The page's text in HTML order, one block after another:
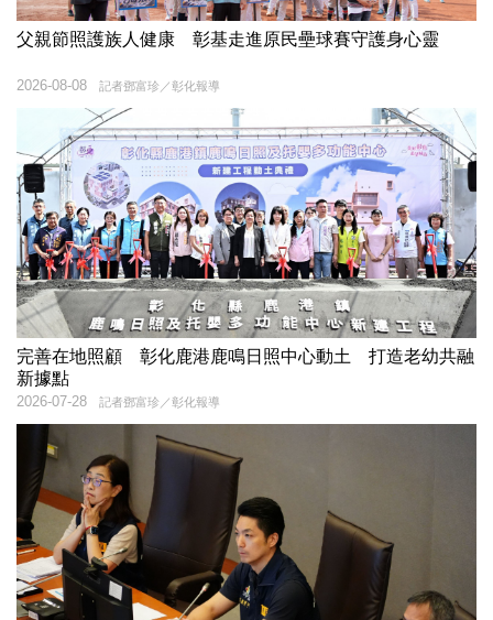
父親節照護族人健康 彰基走進原民壘球賽守護身心靈
記者鄧富珍／彰化報導
2026-08-08
完善在地照顧 彰化鹿港鹿鳴日照中心動土 打造老幼共融
新據點
記者鄧富珍／彰化報導
2026-07-28